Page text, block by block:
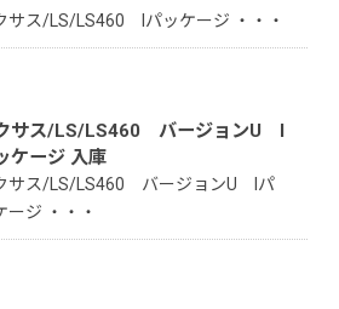
サス/LS/LS460 Iパッケージ ・・・
サス/LS/LS460 バージョンU I
ケージ 入庫
サス/LS/LS460 バージョンU Iパ
ージ ・・・